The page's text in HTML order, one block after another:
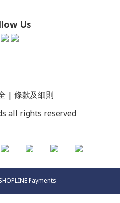
Us
| 條款及細則
all rights reserved
SHOPLINE Payments